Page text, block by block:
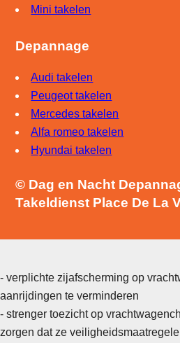
Mini takelen
Depannage
Audi takelen
Peugeot takelen
Mercedes takelen
Alfa romeo takelen
Hyundai takelen
© Dag en Nacht
Takeldienst Place De La
- verplichte zijafscherming op
aanrijdingen te verminderen
- strenger toezicht op
zorgen dat ze